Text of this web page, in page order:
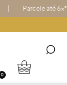
Parcele até 6x*
0